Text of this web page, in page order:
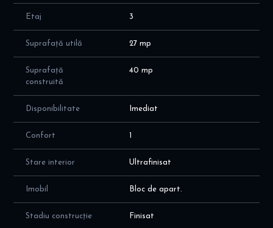
Avantaje:
5 minute până la metrou
Ferestre orientate către spațiu verde
Disponibilă imediat
Etaj 3
Suprafață utilă 27 mp
Suprafață
construită
40 mp
Disponibilitate Imediat
Confort 1
Stare interior Ultrafinisat
Imobil Bloc de apart.
Stadiu construcție Finisat